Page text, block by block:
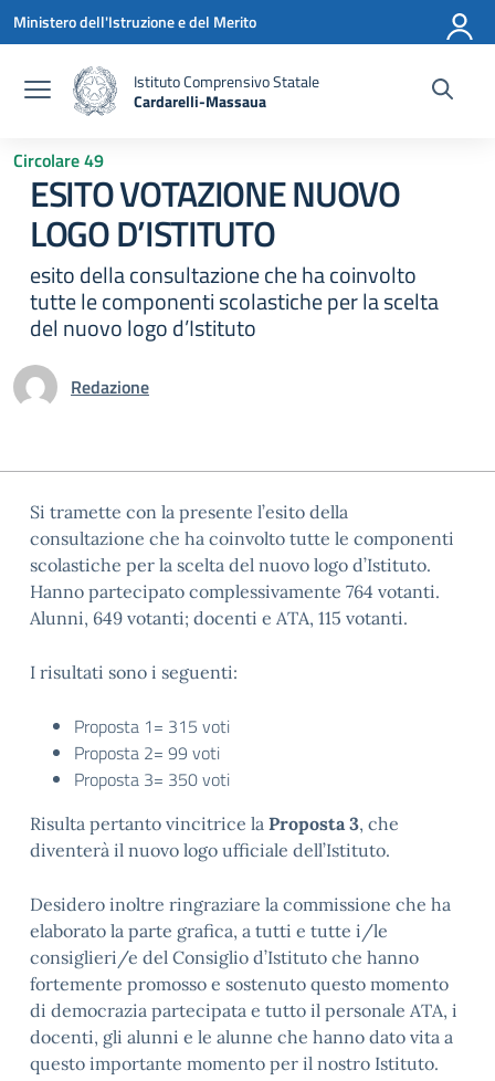
Vai ai contenuti
Vai al menu di navigazione
Vai al footer
Ministero dell'Istruzione e del Merito
Istituto Comprensivo Statale
Cardarelli-Massaua
Circolare 49
ESITO VOTAZIONE NUOVO
LOGO D’ISTITUTO
esito della consultazione che ha coinvolto
tutte le componenti scolastiche per la scelta
del nuovo logo d’Istituto
Redazione
Si tramette con la presente l’esito della
consultazione che ha coinvolto tutte le componenti
scolastiche per la scelta del nuovo logo d’Istituto.
Hanno partecipato complessivamente 764 votanti.
Alunni, 649 votanti; docenti e ATA, 115 votanti.
I risultati sono i seguenti:
Proposta 1= 315 voti
Proposta 2= 99 voti
Proposta 3= 350 voti
Risulta pertanto vincitrice la Proposta 3, che
diventerà il nuovo logo ufficiale dell’Istituto.
Desidero inoltre ringraziare la commissione che ha
elaborato la parte grafica, a tutti e tutte i/le
consiglieri/e del Consiglio d’Istituto che hanno
fortemente promosso e sostenuto questo momento
di democrazia partecipata e tutto il personale ATA, i
docenti, gli alunni e le alunne che hanno dato vita a
questo importante momento per il nostro Istituto.